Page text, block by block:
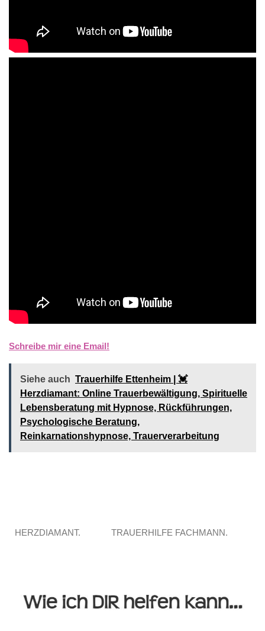
Schreibe mir eine Email!
Siehe auch Trauerhilfe Ettenheim | 💓️️
Herzdiamant: Online Trauerbewältigung, Spirituelle
Lebensberatung mit Hypnose, Rückführungen,
Psychologische Beratung,
Reinkarnationshypnose, Trauerverarbeitung
HERZDIAMANT. TRAUERHILFE FACHMANN.